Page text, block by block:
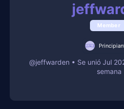
Member
@jeffwarden • Se unió Jul
semana